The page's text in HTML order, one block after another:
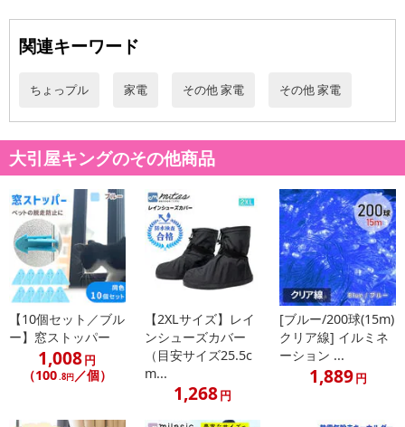
関連キーワード
ちょっプル 家電 その他 家電 その他 家電
大引屋キングのその他商品
【10個セット／ブル
ー】窓ストッパー
1,008円
（100.8円／個）
【2XLサイズ】レイ
ンシューズカバー
（目安サイズ25.5c
m...
1,268円
[ブルー/200球(15m)
クリア線] イルミネ
ーション ...
1,889円